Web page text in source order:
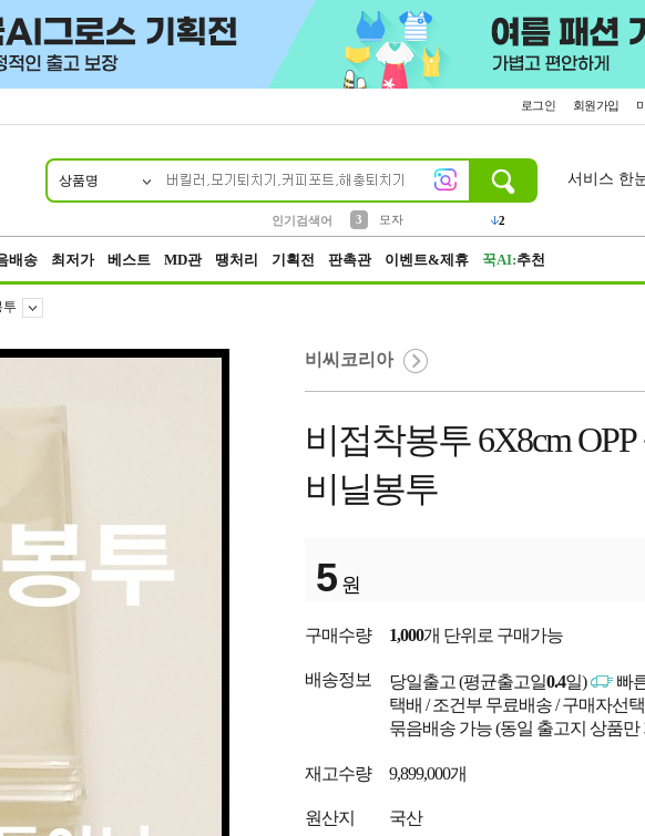
로그인 회원가입
상품명
인기검색어
3
모자
2
서비스 한
배송 최저가 베스트 MD관 땡처리 기획전 판촉관 이벤트&제휴 꾹AI:추천
투
비씨코리아
비접착봉투 6X8cm
비닐봉투
5 원
구매수량 1,000개 단위로 구매가능
배송정보 당일출고 (평균출고일0.4일)
빠
택배 / 조건부 무료배송 / 구매자선택
묶음배송 가능 (동일 출고지 상품만
재고수량 9,899,000개
원산지 국산